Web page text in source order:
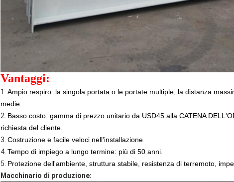
Vantaggi:
1. Ampio respiro: la singola portata o le portate multiple, la distanza
medie.
2. Basso costo: gamma di prezzo unitario da USD45 alla CATENA
richiesta del cliente.
3. Costruzione e facile veloci nell'installazione
4. Tempo di impiego a lungo termine: più di 50 anni.
5. Protezione dell'ambiente, struttura stabile, resistenza di terremoto,
Macchinario di produzione: